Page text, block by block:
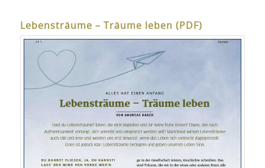
Lebensträume – Träume leben (PDF)